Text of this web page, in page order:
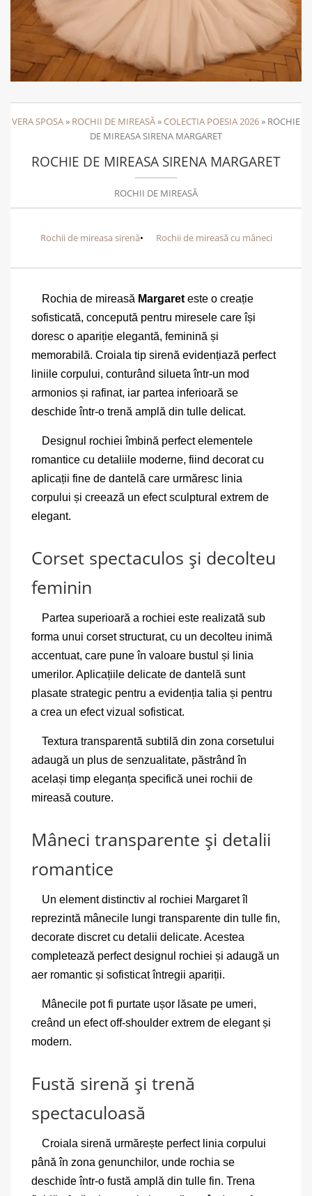
VERA SPOSA» ROCHII DE MIREASĂ»COLECTIA POESIA 2026» ROCHIE
DE MIREASA SIRENA MARGARET
ROCHIE DE MIREASA SIRENA MARGARET
ROCHII DE MIREASĂ
Rochii de mireasa sirenă Rochii de mireasă cu mâneci
Rochia de mireasă Margaret este o creație
sofisticată, concepută pentru miresele care își
doresc o apariție elegantă, feminină și
memorabilă. Croiala tip sirenă evidențiază perfect
liniile corpului, conturând silueta într-un mod
armonios și rafinat, iar partea inferioară se
deschide într-o trenă amplă din tulle delicat.
Designul rochiei îmbină perfect elementele
romantice cu detaliile moderne, fiind decorat cu
aplicații fine de dantelă care urmăresc linia
corpului și creează un efect sculptural extrem de
elegant.
Corset spectaculos și decolteu
feminin
Partea superioară a rochiei este realizată sub
forma unui corset structurat, cu un decolteu inimă
accentuat, care pune în valoare bustul și linia
umerilor. Aplicațiile delicate de dantelă sunt
plasate strategic pentru a evidenția talia și pentru
a crea un efect vizual sofisticat.
Textura transparentă subtilă din zona corsetului
adaugă un plus de senzualitate, păstrând în
același timp eleganța specifică unei rochii de
mireasă couture.
Mâneci transparente și detalii
romantice
Un element distinctiv al rochiei Margaret îl
reprezintă mânecile lungi transparente din tulle fin,
decorate discret cu detalii delicate. Acestea
completează perfect designul rochiei și adaugă un
aer romantic și sofisticat întregii apariții.
Mânecile pot fi purtate ușor lăsate pe umeri,
creând un efect off-shoulder extrem de elegant și
modern.
Fustă sirenă și trenă
spectaculoasă
Croiala sirenă urmărește perfect linia corpului
până în zona genunchilor, unde rochia se
deschide într-o fustă amplă din tulle fin. Trena